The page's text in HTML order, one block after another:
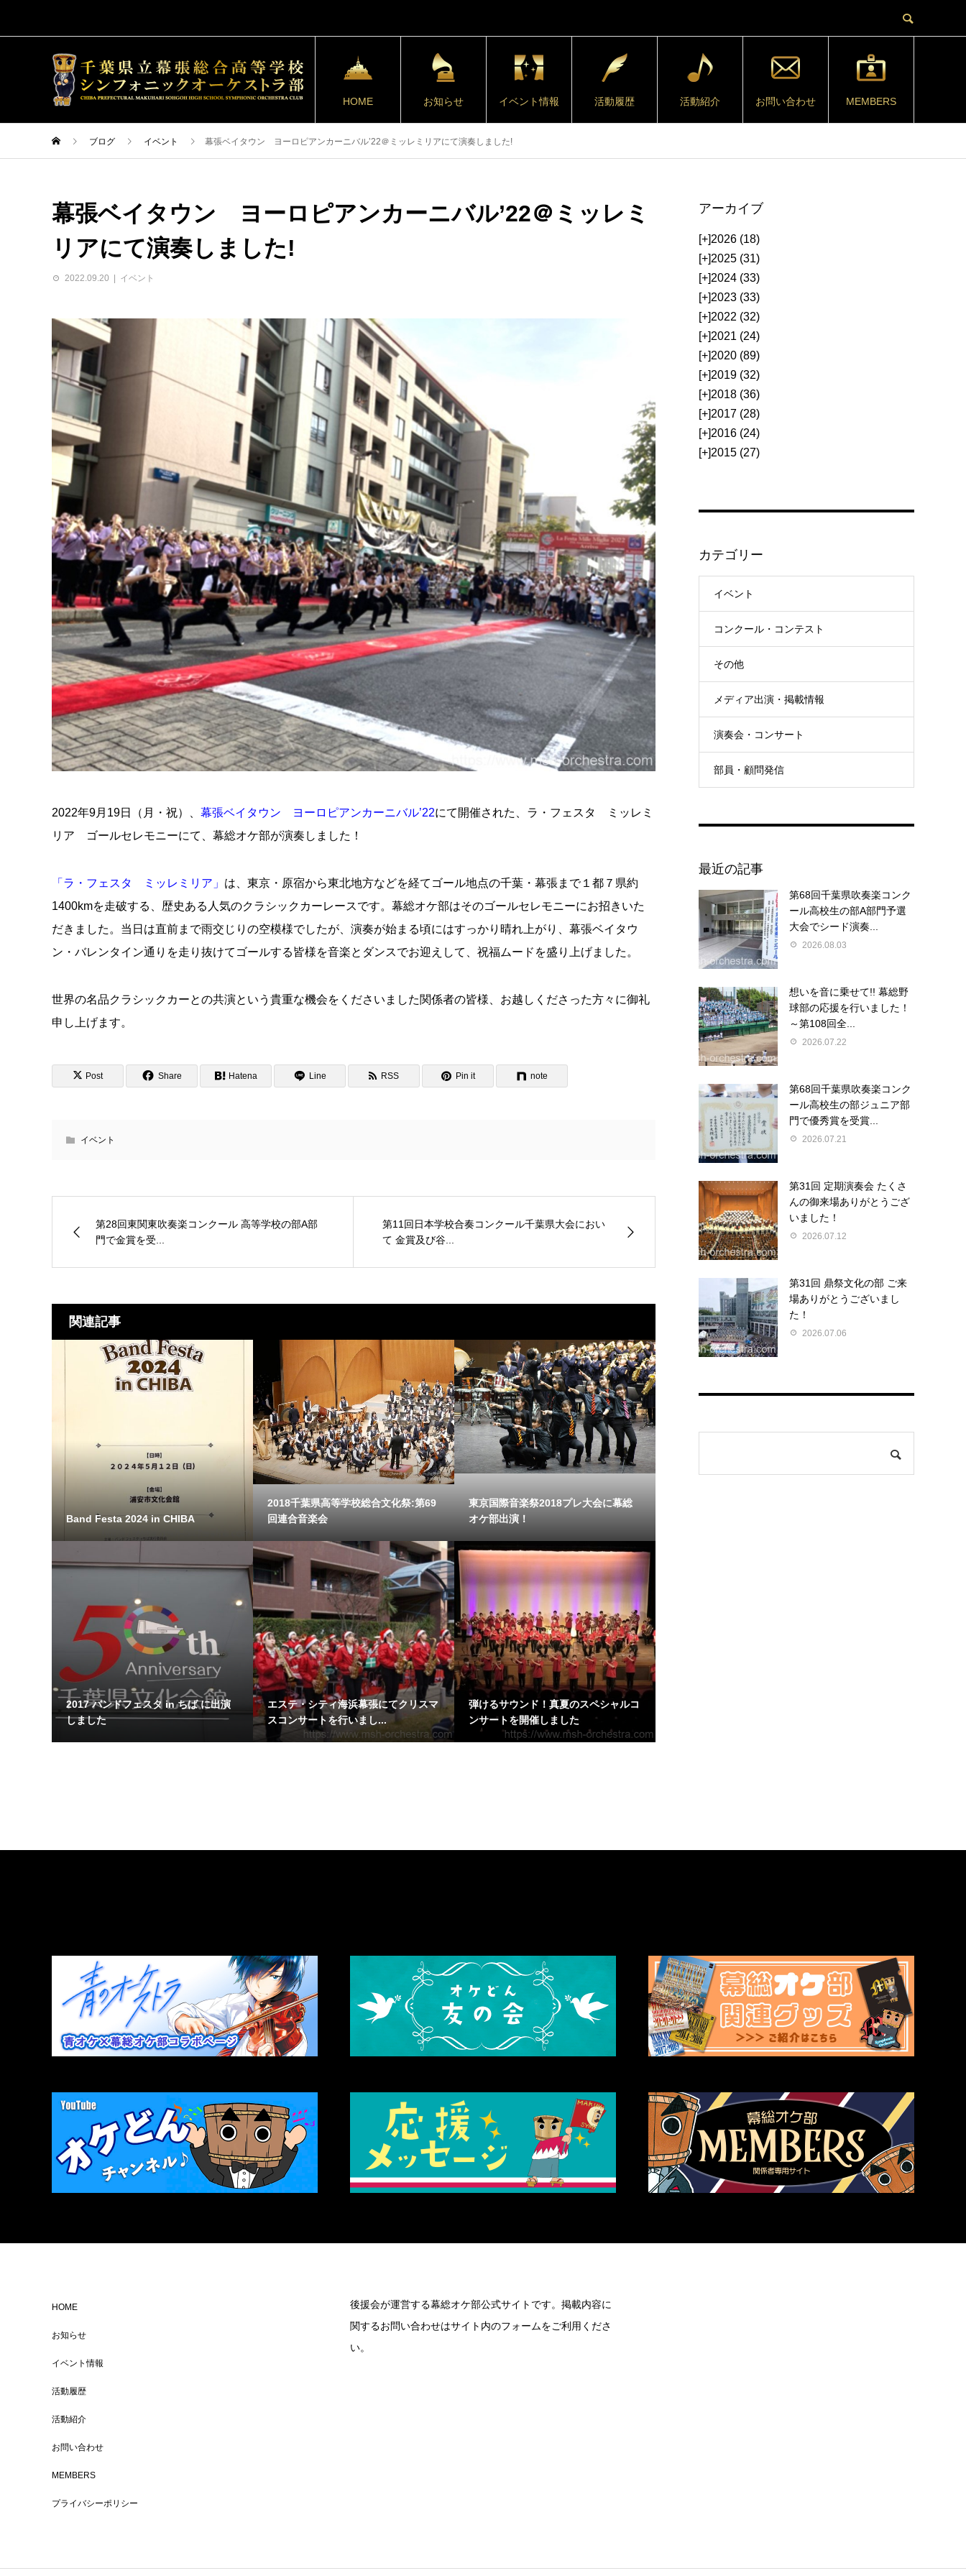
HOME お知らせ イベント情報 活動履歴 活動紹介 お問い合わせ MEMBERS
ブログ イベント 幕張ベイタウン ヨーロピアンカーニバル’22＠ミッレミリアにて演奏しました!
幕張ベイタウン ヨーロピアンカーニバル’22＠ミッレミ
リアにて演奏しました!
2022.09.20 イベント
2022年9月19日（月・祝）、 幕張ベイタウン ヨーロピアンカーニバル’22にて開催された、ラ・フェスタ ミッレミ
リア ゴールセレモニーにて、幕総オケ部が演奏しました！
「ラ・フェスタ ミッレミリア」 は、東京・原宿から東北地方などを経てゴール地点の千葉・幕張まで１都７県約
1400kmを走破する、歴史ある人気のクラシックカーレースです。幕総オケ部はそのゴールセレモニーにお招きいた
だきました。当日は直前まで雨交じりの空模様でしたが、演奏が始まる頃にはすっかり晴れ上がり、幕張ベイタウ
ン・バレンタイン通りを走り抜けてゴールする皆様を音楽とダンスでお迎えして、祝福ムードを盛り上げました。
世界の名品クラシックカーとの共演という貴重な機会をくださいました関係者の皆様、お越しくださった方々に御礼
申し上げます。
Post Share Hatena Line RSS Pin it note
イベント
第28回東関東吹奏楽コンクール 高等学校の部A部
門で金賞を受...
第11回日本学校合奏コンクール千葉県大会におい
て 金賞及び谷...
関連記事
Band Festa 2024 in CHIBA
2018千葉県高等学校総合文化祭:第69
回連合音楽会
東京国際音楽祭2018プレ大会に幕総
オケ部出演！
2017 バンドフェスタ in ちば に出演
しました
エステ・シティ海浜幕張にてクリスマ
スコンサートを行いまし...
弾けるサウンド！真夏のスペシャルコ
ンサートを開催しました
アーカイブ
[+]2026 (18)
[+]2025 (31)
[+]2024 (33)
[+]2023 (33)
[+]2022 (32)
[+]2021 (24)
[+]2020 (89)
[+]2019 (32)
[+]2018 (36)
[+]2017 (28)
[+]2016 (24)
[+]2015 (27)
カテゴリー
イベント
コンクール・コンテスト
その他
メディア出演・掲載情報
演奏会・コンサート
部員・顧問発信
最近の記事
第68回千葉県吹奏楽コンク
ール高校生の部A部門予選
大会でシード演奏...
2026.08.03
想いを音に乗せて!! 幕総野
球部の応援を行いました！
～第108回全...
2026.07.22
第68回千葉県吹奏楽コンク
ール高校生の部ジュニア部
門で優秀賞を受賞...
2026.07.21
第31回 定期演奏会 たくさ
んの御来場ありがとうござ
いました！
2026.07.12
第31回 鼎祭文化の部 ご来
場ありがとうございまし
た！
2026.07.06
HOME
お知らせ
イベント情報
活動履歴
活動紹介
お問い合わせ
MEMBERS
プライバシーポリシー
後援会が運営する幕総オケ部公式サイトです。掲載内容に
関するお問い合わせはサイト内のフォームをご利用くださ
い。